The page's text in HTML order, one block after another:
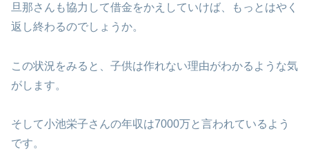
旦那さんも協力して借金をかえしていけば、もっとはやく
返し終わるのでしょうか。
この状況をみると、子供は作れない理由がわかるような気
がします。
そして小池栄子さんの年収は7000万と言われているよう
です。